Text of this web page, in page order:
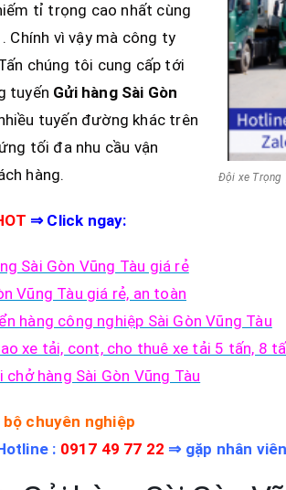
Đội xe Trọng
tỉ trọng cao nhất cùng
Chính vì vậy mà công ty
chúng tôi cung cấp tới
tuyến Gửi hàng Sài Gòn
tuyến đường khác trên
tối đa nhu cầu vận
hàng.
⇒Click ngay:
Sài Gòn Vũng Tàu giá rẻ
Vũng Tàu giá rẻ, an toàn
hàng công nghiệp Sài Gòn Vũng Tàu
xe tải, cont, cho thuê xe tải 5 tấn, 8
chở hàng Sài Gòn Vũng Tàu
chuyên nghiệp
: 0917 49 77 22 ⇒ gặp nhân